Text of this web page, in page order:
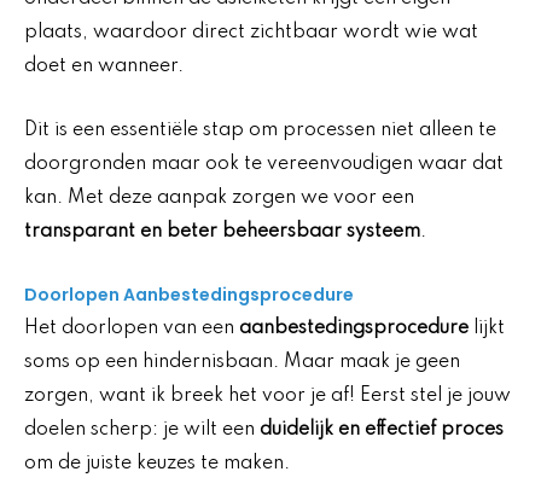
plaats, waardoor direct zichtbaar wordt wie wat
doet en wanneer.
Dit is een essentiële stap om processen niet alleen te
doorgronden maar ook te vereenvoudigen waar dat
kan. Met deze aanpak zorgen we voor een
transparant en beter beheersbaar systeem.
Doorlopen Aanbestedingsprocedure
Het doorlopen van een aanbestedingsprocedure lijkt
soms op een hindernisbaan. Maar maak je geen
zorgen, want ik breek het voor je af! Eerst stel je jouw
doelen scherp: je wilt een duidelijk en effectief proces
om de juiste keuzes te maken.